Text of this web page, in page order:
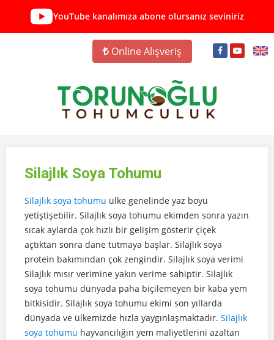
YouTube kanalımıza abone olursanız seviniriz
Online Alışveriş
Silajlık Soya Tohumu
Silajlık soya tohumu ülke genelinde yaz boyu
yetiştişebilir. Silajlık soya tohumu ekimden sonra yazın
sıcak aylarda çok hızlı bir gelişim gösterir çiçek
açtıktan sonra dane tutmaya başlar. Silajlık soya
protein bakımından çok zengindir. Silajlık soya verimi
Silajlık mısır verimine yakın verime sahiptir. Silajlık
soya tohumu dünyada paha biçilemeyen bir kaba yem
bitkisidir. Silajlık soya tohumu ekimi son yıllarda
dünyada ve ülkemizde hızla yaygınlaşmaktadır. Silajlık
soya tohumu hayvancılığın yem maliyetlerini azaltan